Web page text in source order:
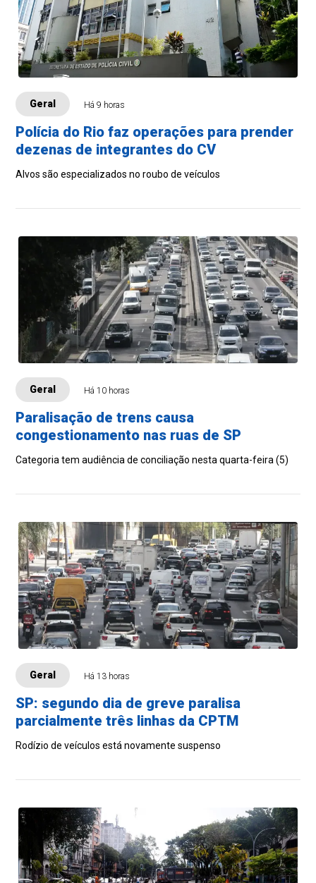
Geral Há 9 horas
Polícia do Rio faz operações para prender
dezenas de integrantes do CV
Alvos são especializados no roubo de veículos
Geral Há 10 horas
Paralisação de trens causa
congestionamento nas ruas de SP
Categoria tem audiência de conciliação nesta quarta-feira (5)
Geral Há 13 horas
SP: segundo dia de greve paralisa
parcialmente três linhas da CPTM
Rodízio de veículos está novamente suspenso